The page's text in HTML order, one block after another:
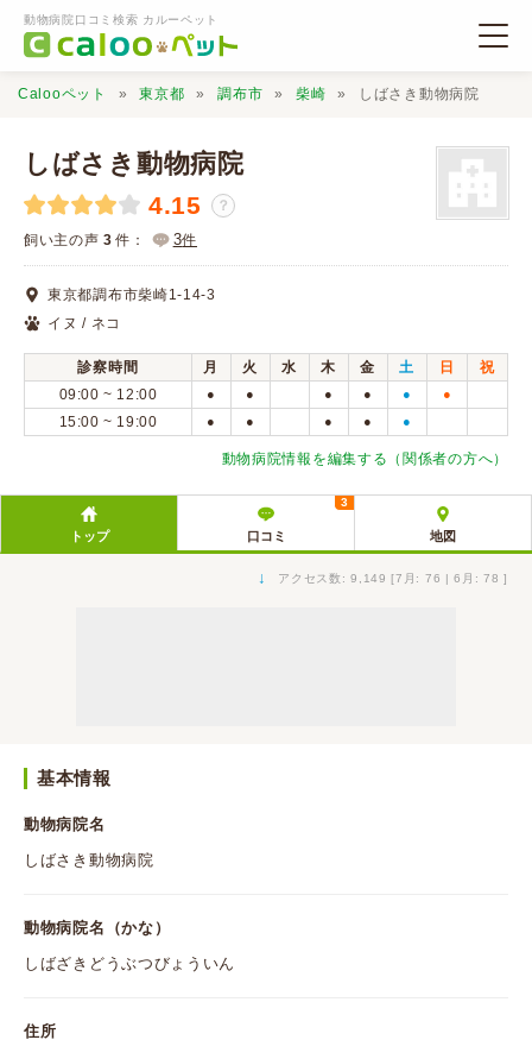
動物病院口コミ検索 カルーペット
動物病院検索
口コミ検索
Calooペットとは？
Calooペット 東京都 調布市 柴崎 しばさき動物病院
しばさき動物病院
4.15 ？
飼い主の声 3 件： 3件
東京都調布市柴崎1-14-3
イヌ / ネコ
診察時間 月 火 水 木 金 土 日
祝
09:00 ~ 12:00
● ● ● ● ● ●
15:00 ~ 19:00 ● ● ● ● ●
動物病院情報を編集する（関係者の方へ）
トップ 口コミ
3
地図
↓ アクセス数: 9,149 [7月: 76 | 6月: 78 ]
基本情報
動物病院名
しばさき動物病院
動物病院名（かな）
しばざきどうぶつびょういん
住所